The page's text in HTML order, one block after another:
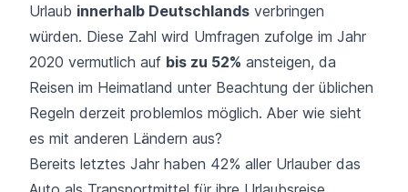
Urlaub innerhalb Deutschlands verbringen
würden. Diese Zahl wird Umfragen zufolge im Jahr
2020 vermutlich auf bis zu 52% ansteigen, da
Reisen im Heimatland unter Beachtung der üblichen
Regeln derzeit problemlos möglich. Aber wie sieht
es mit anderen Ländern aus?
Bereits letztes Jahr haben 42% aller Urlauber das